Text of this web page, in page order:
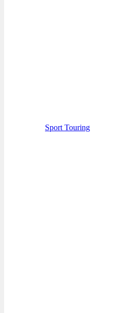
Sport Touring